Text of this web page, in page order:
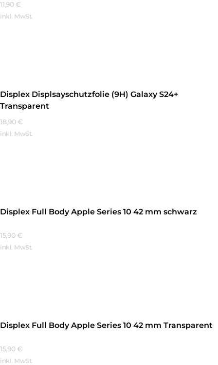
11,90 €
inkl. MwSt.
Displex Displsayschutzfolie (9H) Galaxy S24+
Transparent
18,90 €
inkl. MwSt.
Displex Full Body Apple Series 10 42 mm schwarz
15,90 €
inkl. MwSt.
Displex Full Body Apple Series 10 42 mm Transparent
15,90 €
inkl. MwSt.